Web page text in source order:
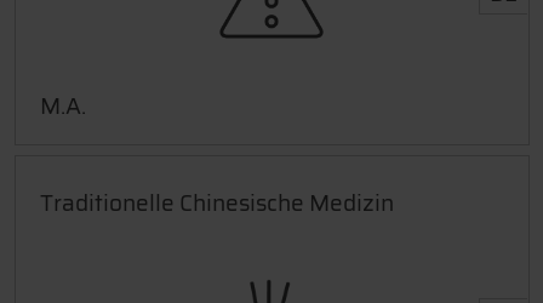
M.A.
Traditionelle Chinesische Medizin